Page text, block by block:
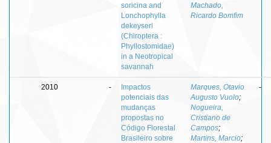
soricina and
Lonchophylla
dekeyseri
(Chiroptera :
Phyllostomidae)
in a Neotropical
savannah
Machado,
Ricardo Bomfim
2010 -
Impactos
potenciais das
mudanças
propostas no
Código Florestal
Brasileiro sobre
Marques, Otavio
Augusto Vuolo;
Nogueira,
Cristiano de
Campos;
Martins, Marcio;
-